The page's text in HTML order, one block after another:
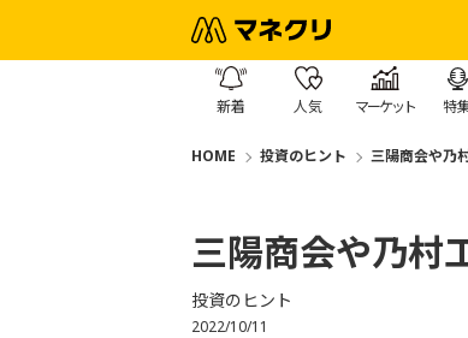
新着 人気 マーケット 特
HOME 投資のヒント 三陽商会や乃
三陽商会や乃村
投資のヒント
2022/10/11